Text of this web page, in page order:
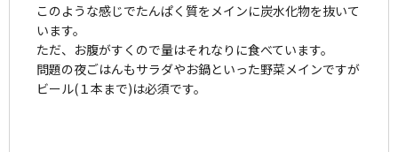
このような感じでたんぱく質をメインに炭水化物を抜いて
います。
ただ、お腹がすくので量はそれなりに食べています。
問題の夜ごはんもサラダやお鍋といった野菜メインですが
ビール(１本まで)は必須です。